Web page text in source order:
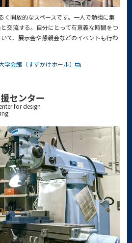
く開放的なスペースです。一人で勉強に集
交流する。自分にとって有意義な時間をつ
て、展示会や懇親会などのイベントも行わ
会館（すずかけホール）
センター
for design